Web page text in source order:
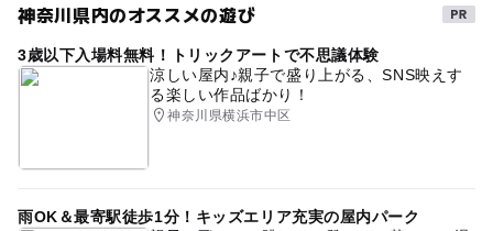
神奈川県内のオススメの遊び
3歳以下入場料無料！トリックアートで不思議体験
涼しい屋内♪親子で盛り上がる、SNS映えす
る楽しい作品ばかり！
神奈川県横浜市中区
雨OK＆最寄駅徒歩1分！キッズエリア充実の屋内パーク